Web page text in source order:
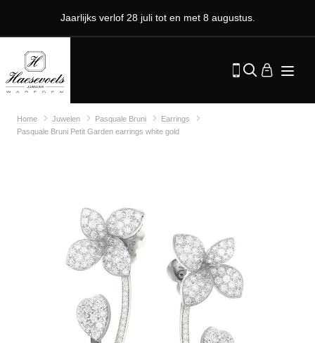
Jaarlijks verlof 28 juli tot en met 8 augustus.
Home Juwelen Pasquale Bruni
Earrings
Pasquale Bruni Petit Garden earrings white gold